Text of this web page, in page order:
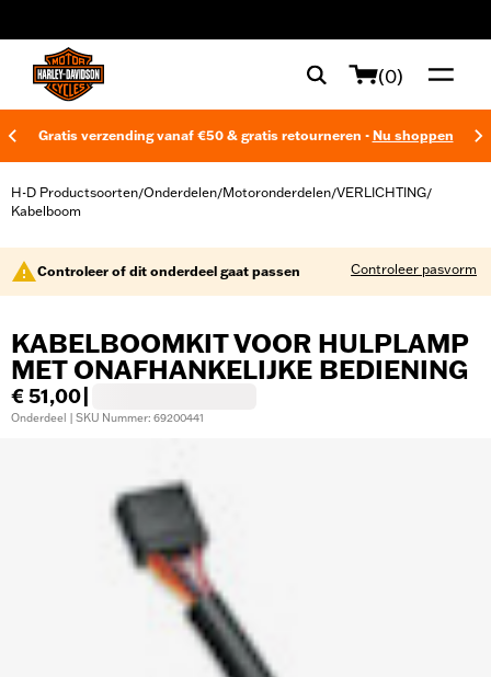
(0)
Gratis verzending vanaf €50 & gratis retourneren - Nu shoppen
H-D Productsoorten/Onderdelen/Motoronderdelen/VERLICHTING/
Kabelboom
Controleer of dit onderdeel gaat passen Controleer pasvorm
KABELBOOMKIT VOOR HULPLAMP
MET ONAFHANKELIJKE BEDIENING
€ 51,00
Onderdeel | SKU Nummer: 69200441